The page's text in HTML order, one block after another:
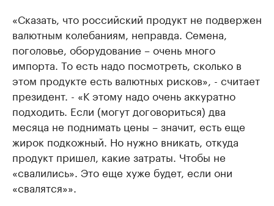
«Сказать, что российский продукт не подвержен
валютным колебаниям, неправда. Семена,
поголовье, оборудование – очень много
импорта. То есть надо посмотреть, сколько в
этом продукте есть валютных рисков», - считает
президент. - «К этому надо очень аккуратно
подходить. Если (могут договориться) два
месяца не поднимать цены – значит, есть еще
жирок подкожный. Но нужно вникать, откуда
продукт пришел, какие затраты. Чтобы не
«свалились». Это еще хуже будет, если они
«свалятся»».